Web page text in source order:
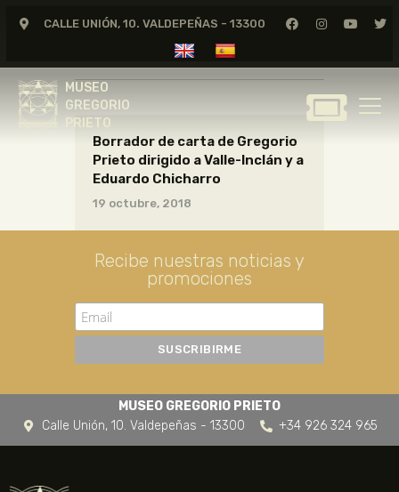
CALLE UNIÓN, 10. VALDEPEÑAS - 13300
MUSEO
GREGORIO
PRIETO
MUSEO
GREGORIO
GREGORIO PRIETO
MUSEO
ARCHIVO
CERTAMEN DE DIBUJO
FUNDACIÓN
NOTICIAS
Borrador de carta de Gregorio
Prieto dirigido a Valle-Inclán y a
Eduardo Chicharro
19 octubre, 2018
Recibe nuestras noticias y
promociones
MUSEO GREGORIO PRIETO
Calle Unión, 10. Valdepeñas - 13300
+34 926 324 965